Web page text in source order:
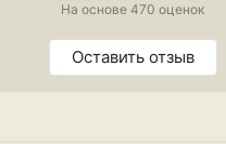
На основе 470 оценок
Оставить отзыв